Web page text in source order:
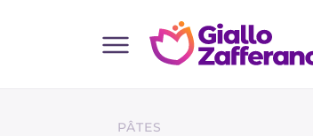
Toutes les recettes
PÂTES